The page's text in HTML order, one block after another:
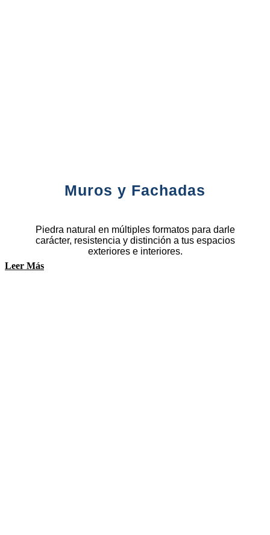
Muros y Fachadas
Piedra natural en múltiples formatos para darle
carácter, resistencia y distinción a tus espacios
exteriores e interiores.
Leer Más